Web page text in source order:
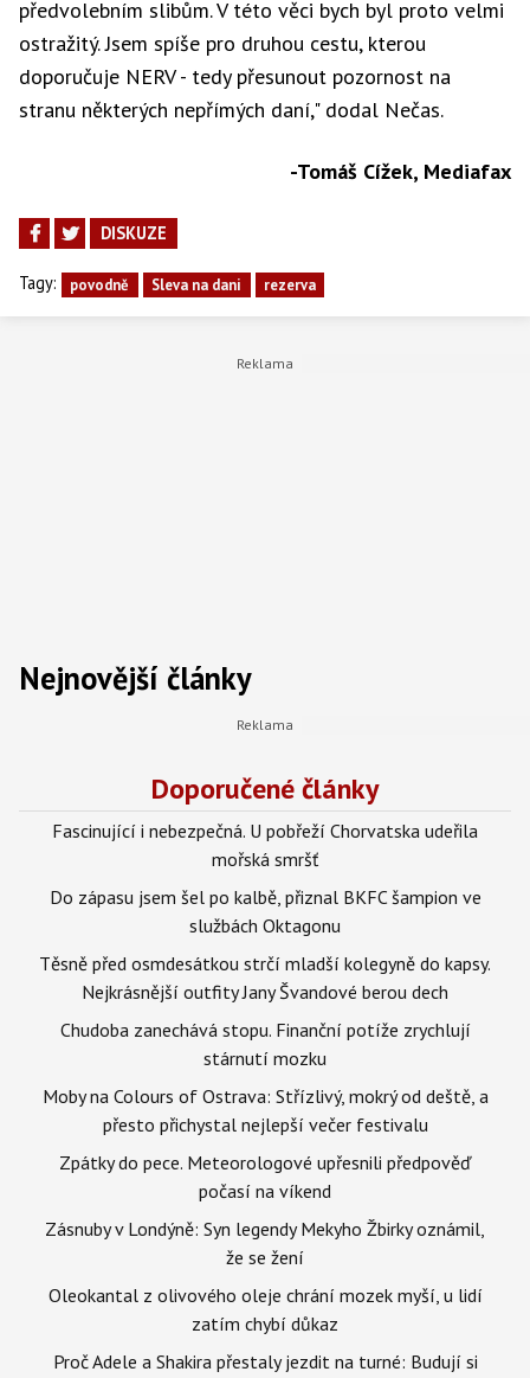
předvolebním slibům. V této věci bych byl proto velmi
ostražitý. Jsem spíše pro druhou cestu, kterou
doporučuje NERV - tedy přesunout pozornost na
stranu některých nepřímých daní," dodal Nečas.
-Tomáš Cížek, Mediafax
DISKUZE
Tagy: povodně Sleva na dani rezerva
Nejnovější články
Doporučené články
Fascinující i nebezpečná. U pobřeží Chorvatska udeřila
mořská smršť
Do zápasu jsem šel po kalbě, přiznal BKFC šampion ve
službách Oktagonu
Těsně před osmdesátkou strčí mladší kolegyně do kapsy.
Nejkrásnější outfity Jany Švandové berou dech
Chudoba zanechává stopu. Finanční potíže zrychlují
stárnutí mozku
Moby na Colours of Ostrava: Střízlivý, mokrý od deště, a
přesto přichystal nejlepší večer festivalu
Zpátky do pece. Meteorologové upřesnili předpověď
počasí na víkend
Zásnuby v Londýně: Syn legendy Mekyho Žbirky oznámil,
že se žení
Oleokantal z olivového oleje chrání mozek myší, u lidí
zatím chybí důkaz
Proč Adele a Shakira přestaly jezdit na turné: Budují si